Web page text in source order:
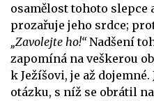
osamělost tohoto
prozařuje jeho srdce;
„Zavolejte ho!“Nadšení
zapomíná na veškerou
k Ježíšovi, je až
otázku, s níž se obrátil